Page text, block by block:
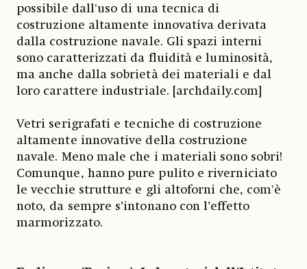
possibile dall'uso di una tecnica di
costruzione altamente innovativa derivata
dalla costruzione navale. Gli spazi interni
sono caratterizzati da fluidità e luminosità,
ma anche dalla sobrietà dei materiali e dal
loro carattere industriale. [archdaily.com]
Vetri serigrafati e tecniche di costruzione
altamente innovative della costruzione
navale. Meno male che i materiali sono sobri!
Comunque, hanno pure pulito e riverniciato
le vecchie strutture e gli altoforni che, com'è
noto, da sempre s’intonano con l’effetto
marmorizzato.